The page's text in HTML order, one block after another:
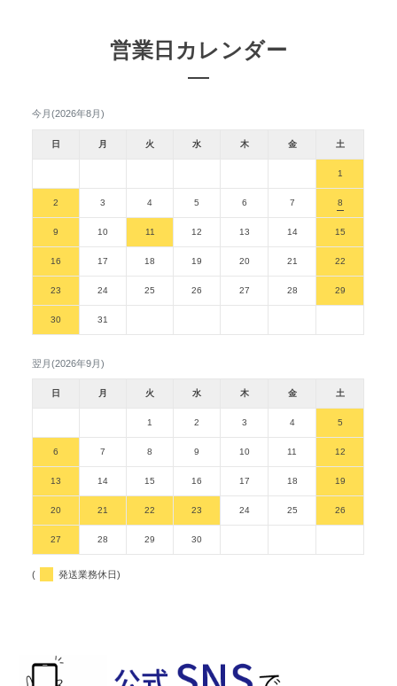
営業日カレンダー
今月(2026年8月)
日 月 火 水 木 金 土
1
2 3 4 5 6 7 8
9 10 11 12 13 14 15
16 17 18 19 20 21 22
23 24 25 26 27 28 29
30 31
翌月(2026年9月)
日 月 火 水 木 金 土
1 2 3 4 5
6 7 8 9 10 11 12
13 14 15 16 17 18 19
20 21 22 23 24 25 26
27 28 29 30
( 発送業務休日)